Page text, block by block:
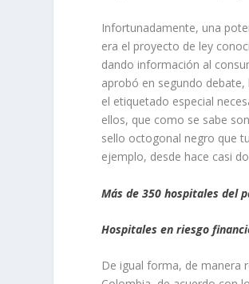
Infortunadamente, una
era el proyecto de ley
dando información al
aprobó en segundo
el etiquetado especial
ellos, que como se sabe
sello octogonal negro que
ejemplo, desde hace casi
Más de 350 hospitales del
Hospitales en riesgo
De igual forma, de manera